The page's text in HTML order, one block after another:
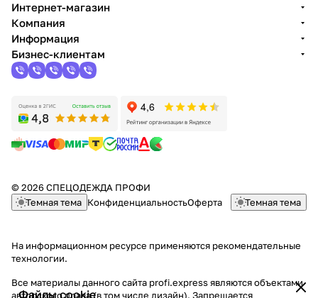
Файлы cookie
Интернет-магазин
Компания
Информация
Бизнес-клиентам
© 2026 СПЕЦОДЕЖДА ПРОФИ
Темная тема КонфиденциальностьОферта Темная тема
На информационном ресурсе применяются рекомендательные
технологии.
Все материалы данного сайта profi.express являются объектами
авторского права (в том числе дизайн). Запрещается